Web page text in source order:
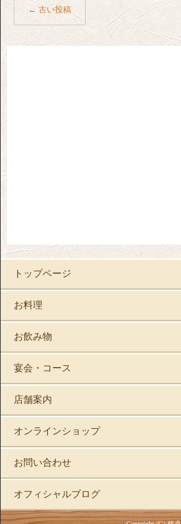
← 古い投稿
トップページ
お料理
お飲み物
宴会・コース
店舗案内
オンラインショップ
お問い合わせ
オフィシャルブログ